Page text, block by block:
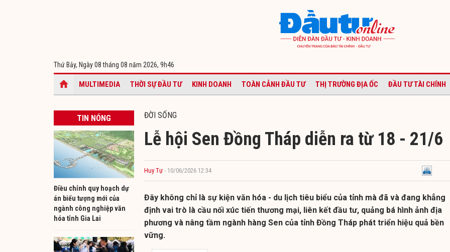
Thứ Bảy, Ngày 08 tháng 08 năm 2026, 9h46
MULTIMEDIA THỜI SỰ ĐẦU TƯ KINH DOANH TOÀN CẢNH ĐẦU TƯ THỊ TRƯỜNG ĐỊA ỐC ĐẦU TƯ TÀI CHÍNH
TIN NÓNG
Điều chỉnh quy hoạch dự
án biểu tượng mới của
ngành công nghiệp văn
hóa tỉnh Gia Lai
ĐỜI SỐNG
Lễ hội Sen Đồng Tháp diễn ra từ 18 - 21/6
Huy Tự - 10/06/2026 12:34
Đây không chỉ là sự kiện văn hóa - du lịch tiêu biểu của tỉnh mà đã và đang khẳng
định vai trò là cầu nối xúc tiến thương mại, liên kết đầu tư, quảng bá hình ảnh địa
phương và nâng tầm ngành hàng Sen của tỉnh Đồng Tháp phát triển hiệu quả bền
vững.